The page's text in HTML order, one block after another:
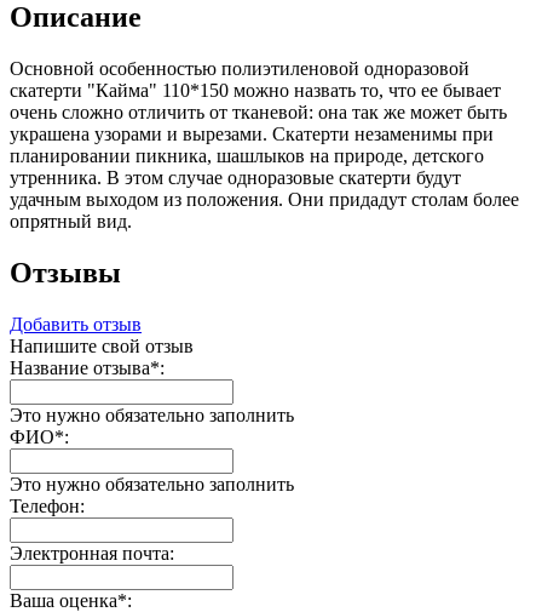
Описание
Основной особенностью полиэтиленовой одноразовой
скатерти "Кайма" 110*150 можно назвать то, что ее бывает
очень сложно отличить от тканевой: она так же может быть
украшена узорами и вырезами. Скатерти незаменимы при
планировании пикника, шашлыков на природе, детского
утренника. В этом случае одноразовые скатерти будут
удачным выходом из положения. Они придадут столам более
опрятный вид.
Отзывы
Добавить отзыв
Напишите свой отзыв
Название отзыва*:
Это нужно обязательно заполнить
ФИО*:
Это нужно обязательно заполнить
Телефон:
Электронная почта:
Ваша оценка*: